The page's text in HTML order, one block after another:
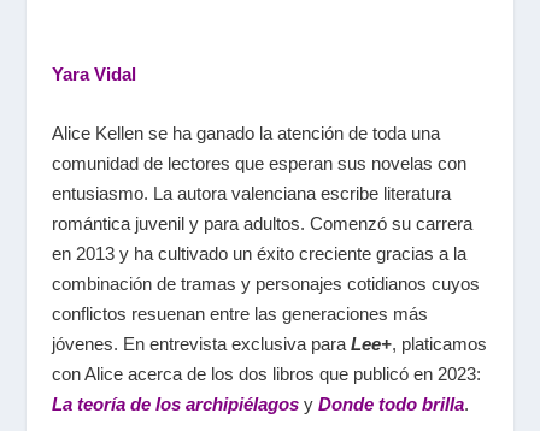
Yara Vidal
Alice Kellen se ha ganado la atención de toda una
comunidad de lectores que esperan sus novelas con
entusiasmo. La autora valenciana escribe literatura
romántica juvenil y para adultos. Comenzó su carrera
en 2013 y ha cultivado un éxito creciente gracias a la
combinación de tramas y personajes cotidianos cuyos
conflictos resuenan entre las generaciones más
jóvenes. En entrevista exclusiva para Lee+, platicamos
con Alice acerca de los dos libros que publicó en 2023:
La teoría de los archipiélagosy Donde todo brilla.